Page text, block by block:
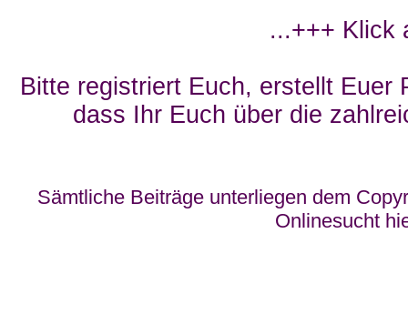
...+++ Klick
Bitte registriert Euch, erstellt Euer
dass Ihr Euch über die
Sämtliche Beiträge unterliegen dem
Onlinesucht